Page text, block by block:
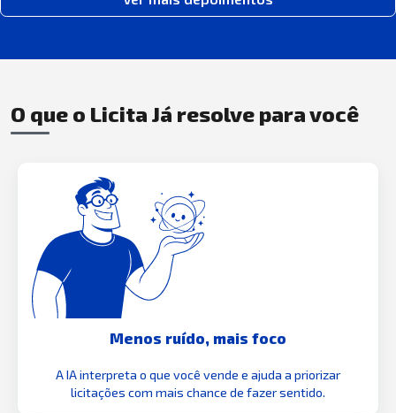
O que o Licita Já resolve para você
Menos ruído, mais foco
A IA interpreta o que você vende e ajuda a priorizar
licitações com mais chance de fazer sentido.